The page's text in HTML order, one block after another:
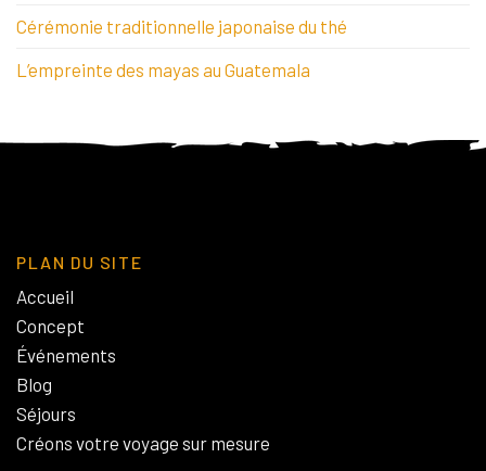
Cérémonie traditionnelle japonaise du thé
L’empreinte des mayas au Guatemala
PLAN DU SITE
Accueil
Concept
Événements
Blog
Séjours
Créons votre voyage sur mesure